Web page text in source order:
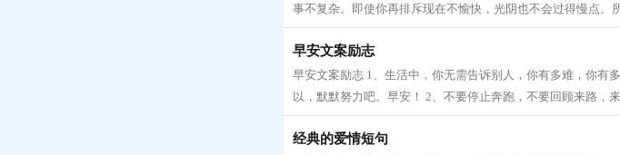
事不复杂。即使你再排斥现在不愉快，光阴也不会过得慢点。
早安文案励志
早安文案励志 1、生活中，你无需告诉别人，你有多难，你有
以，默默努力吧。早安！ 2、不要停止奔跑，不要回顾来路，
经典的爱情短句